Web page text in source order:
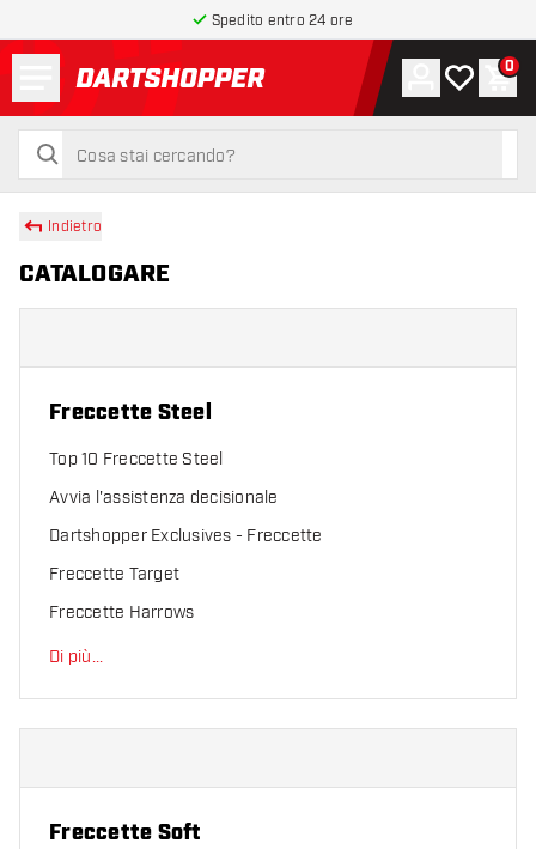
Spedito entro 24 ore
torna alla home page
cerca
cerca
Account
La mia0
Indietro
CATALOGARE
Freccette Steel
Top 10 Freccette Steel
Avvia l'assistenza decisionale
Dartshopper Exclusives - Freccette
Freccette Target
Freccette Harrows
Di più...
Freccette Soft